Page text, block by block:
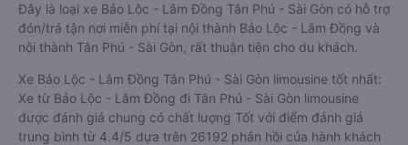
Đây là loại xe Bảo Lộc - Lâm Đồng Tân Phú - Sài Gòn có hỗ trợ
đón/trả tận nơi miễn phí tại nội thành Bảo Lộc - Lâm Đồng và
nội thành Tân Phú - Sài Gòn, rất thuận tiện cho du khách.
Xe Bảo Lộc - Lâm Đồng Tân Phú - Sài Gòn limousine tốt nhất:
Xe từ Bảo Lộc - Lâm Đồng đi Tân Phú - Sài Gòn limousine
được đánh giá chung có chất lượng Tốt với điểm đánh giá
trung bình từ 4.4/5 dựa trên 26192 phản hồi của hành khách